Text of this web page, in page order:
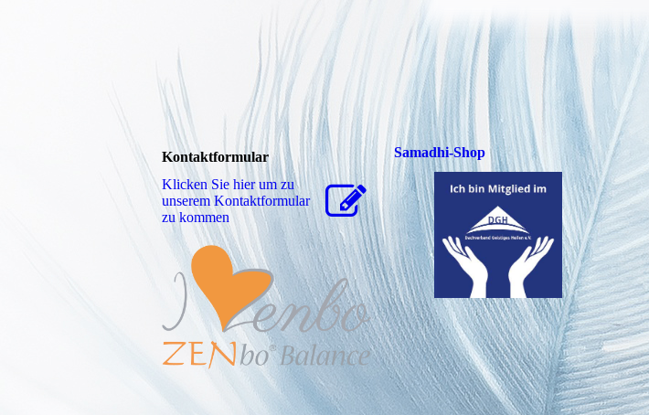
Kontaktformular
Klicken Sie hier um zu
unserem Kon­takt­for­mu­lar
zu kommen
Samadhi-Shop